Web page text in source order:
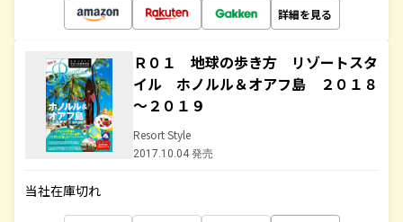
詳細を見る
Ｒ０１ 地球の歩き方 リゾートスタ
イル ホノルル＆オアフ島 ２０１８
～２０１９
Resort Style
2017.10.04 発売
当社在庫切れ